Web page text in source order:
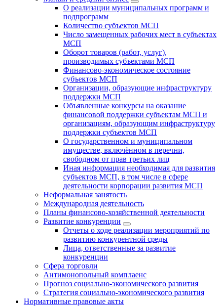
О реализации муниципальных программ и
подпрограмм
Количество субъектов МСП
Число замещенных рабочих мест в субъектах
МСП
Оборот товаров (работ, услуг),
производимых субъектами МСП
Финансово-экономическое состояние
субъектов МСП
Организации, образующие инфраструктуру
поддержки МСП
Объявленные конкурсы на оказание
финансовой поддержки субъектам МСП и
организациям, образующим инфраструктуру
поддержки субъектов МСП
О государственном и муниципальном
имуществе, включённом в перечни,
свободном от прав третьих лиц
Иная информация необходимая для развития
субъектов МСП, в том числе в сфере
деятельности корпорации развития МСП
Неформальная занятость
Международная деятельность
Планы финансово-хозяйственной деятельности
Развитие конкуренции
Отчеты о ходе реализации мероприятий по
развитию конкурентной среды
Лица, ответственные за развитие
конкуренции
Сфера торговли
Антимонопольный комплаенс
Прогноз социально-экономического развития
Стратегия социально-экономического развития
Нормативные правовые акты